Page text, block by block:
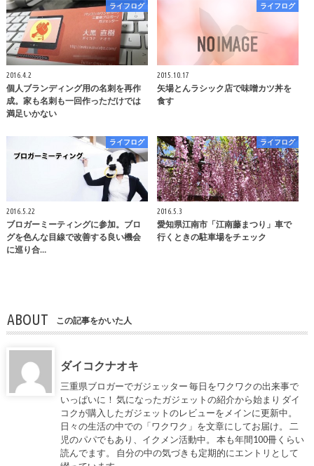
ライフログ
2016.4.2
個人ブランディング用の名刺を再作
成。家も名刺も一回作っただけでは
満足いかない
ライフログ
2015.10.17
矢場とんラシック店で味噌カツ丼を
食す
ライフログ
2016.5.22
ブロガーミーティングに参加。ブロ
グを色んな目線で改善する良い機会
に巡り合…
ライフログ
2016.5.3
愛知県江南市「江南藤まつり」車で
行くときの駐車場をチェック
ABOUT この記事をかいた人
ダイコクナオキ
三重県ブロガーでガジェッター 毎日をワクワクの出来事で
いっぱいに！ 気になったガジェットの紹介から始まり ダイ
コクが購入したガジェットのレビューをメインに更新中。
日々の生活の中での「ワクワク」を文章にしてお届け。 二
児のパパでもあり、イクメン活動中。 本も年間100冊くらい
読んでます。 自分の中の気づきも定期的にエントリとして